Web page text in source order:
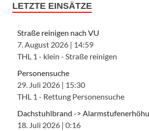
LETZTE EINSÄTZE
Straße reinigen nach VU
7. August 2026 | 14:59
THL 1 - klein - Straße reinigen
Personensuche
29. Juli 2026 | 15:30
THL 1 - Rettung Personensuche
Dachstuhlbrand ->
18. Juli 2026 | 0:16